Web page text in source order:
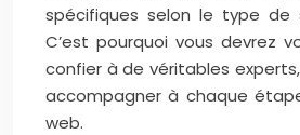
spécifiques selon le type de
C’est pourquoi vous devrez
confier à de véritables
accompagner à chaque
web.